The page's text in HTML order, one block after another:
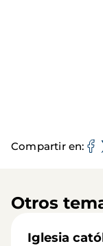
Compartir en
Otros
Iglesia